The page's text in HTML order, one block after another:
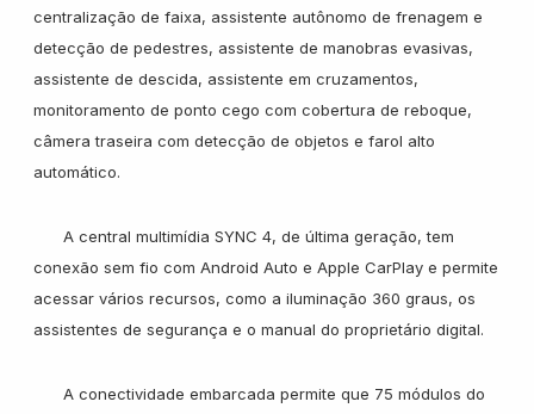
centralização de faixa, assistente autônomo de frenagem e
detecção de pedestres, assistente de manobras evasivas,
assistente de descida, assistente em cruzamentos,
monitoramento de ponto cego com cobertura de reboque,
câmera traseira com detecção de objetos e farol alto
automático.
A central multimídia SYNC 4, de última geração, tem
conexão sem fio com Android Auto e Apple CarPlay e permite
acessar vários recursos, como a iluminação 360 graus, os
assistentes de segurança e o manual do proprietário digital.
A conectividade embarcada permite que 75 módulos do